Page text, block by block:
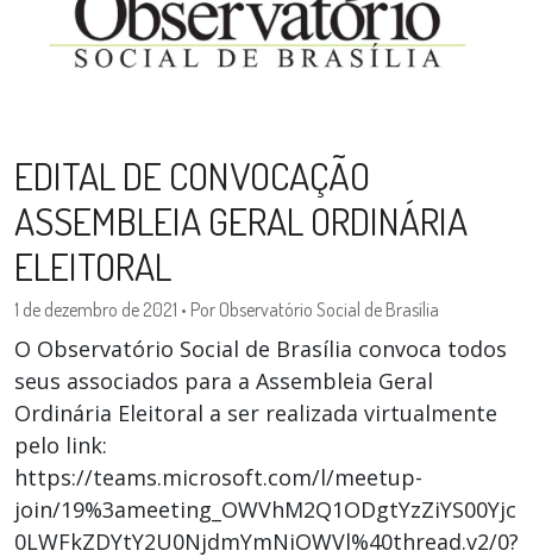
EDITAL DE CONVOCAÇÃO
ASSEMBLEIA GERAL ORDINÁRIA
ELEITORAL
1 de dezembro de 2021 • Por Observatório Social de Brasília
O Observatório Social de Brasília convoca todos
seus associados para a Assembleia Geral
Ordinária Eleitoral a ser realizada virtualmente
pelo link:
https://teams.microsoft.com/l/meetup-
join/19%3ameeting_OWVhM2Q1ODgtYzZiYS00Yjc
0LWFkZDYtY2U0NjdmYmNiOWVl%40thread.v2/0?